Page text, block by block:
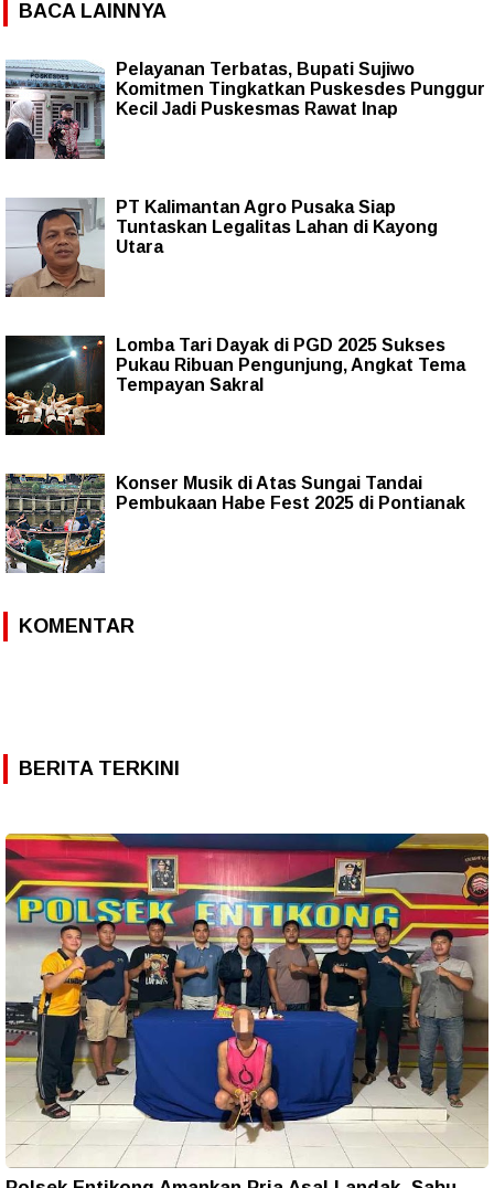
BACA LAINNYA
Pelayanan Terbatas, Bupati Sujiwo
Komitmen Tingkatkan Puskesdes Punggur
Kecil Jadi Puskesmas Rawat Inap
PT Kalimantan Agro Pusaka Siap
Tuntaskan Legalitas Lahan di Kayong
Utara
Lomba Tari Dayak di PGD 2025 Sukses
Pukau Ribuan Pengunjung, Angkat Tema
Tempayan Sakral
Konser Musik di Atas Sungai Tandai
Pembukaan Habe Fest 2025 di Pontianak
KOMENTAR
BERITA TERKINI